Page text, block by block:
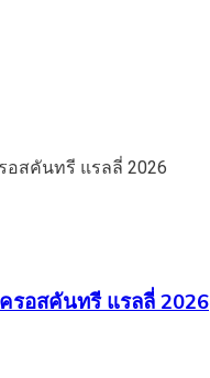
รอสคันทรี แรลลี่ 2026